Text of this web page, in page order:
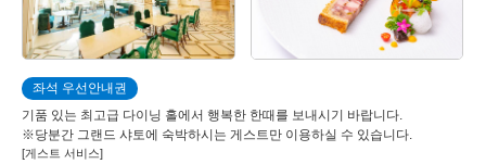
도쿄디즈니리조트 토이 스토리 호텔
도쿄디즈니 셀러브레이션 호텔
좌석 우선안내권
기품 있는 최고급 다이닝 홀에서 행복한 한때를 보내시기 바랍니다.
※당분간 그랜드 샤토에 숙박하시는 게스트만 이용하실 수 있습니다.
[게스트 서비스]